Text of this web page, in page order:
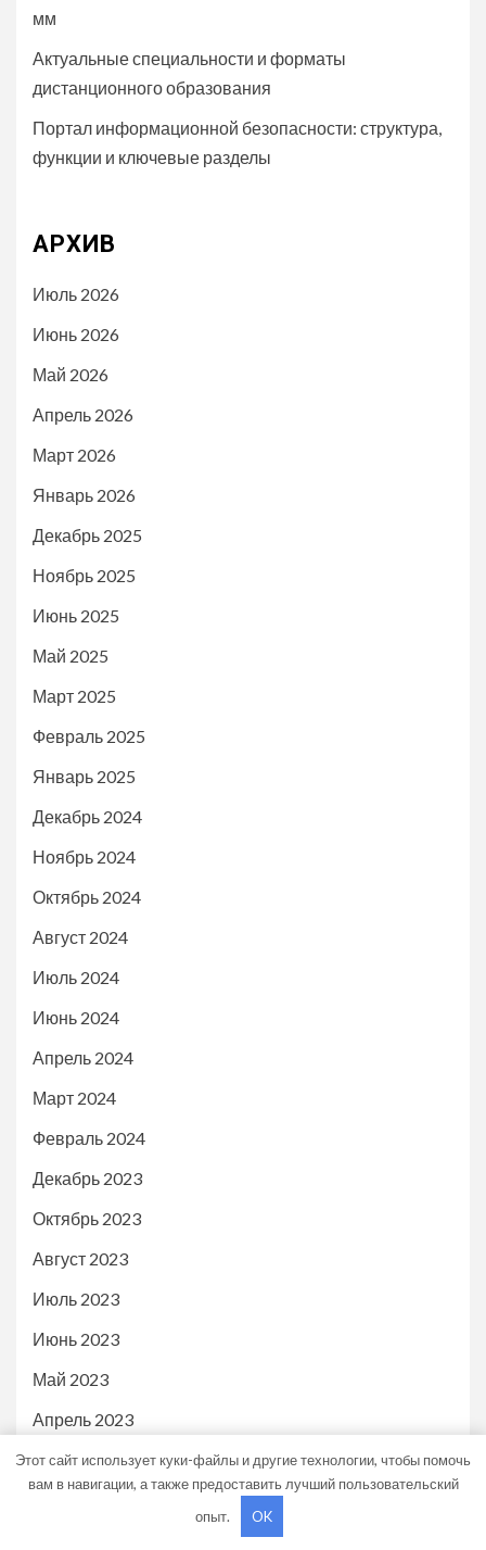
мм
Актуальные специальности и форматы
дистанционного образования
Портал информационной безопасности: структура,
функции и ключевые разделы
АРХИВ
Июль 2026
Июнь 2026
Май 2026
Апрель 2026
Март 2026
Январь 2026
Декабрь 2025
Ноябрь 2025
Июнь 2025
Май 2025
Март 2025
Февраль 2025
Январь 2025
Декабрь 2024
Ноябрь 2024
Октябрь 2024
Август 2024
Июль 2024
Июнь 2024
Апрель 2024
Март 2024
Февраль 2024
Декабрь 2023
Октябрь 2023
Август 2023
Июль 2023
Июнь 2023
Май 2023
Апрель 2023
Март 2023
Февраль 2023
Этот сайт использует куки-файлы и другие технологии, чтобы помочь
вам в навигации, а также предоставить лучший пользовательский
опыт.
OK